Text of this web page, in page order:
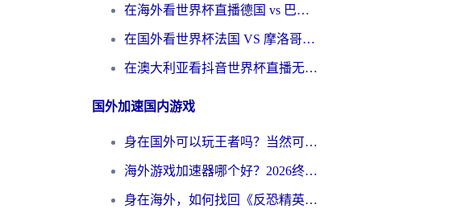
在海外看世界杯直播德国 vs 巴拉圭当前IP受限制？这篇指南帮你轻松解决地区限制
在国外看世界杯法国 VS 摩洛哥仅限中国大陆？别让地域限制拦下你的欢呼
在澳大利亚看抖音世界杯直播无法播放？海外党体育观赛终极指南来了！
国外加速国内游戏
身在国外可以玩王者吗？当然可以，但你需要这份“加速”指南
海外游戏加速器哪个好？2026终极指南帮你畅玩国服+解决卡顿难题
身在海外，如何找回《反恐精英：全球攻势》国服的丝滑手感？一份给你的终极指南